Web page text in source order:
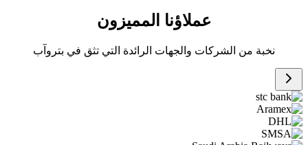
عملاؤنا المميزون
نخبة من الشركات والجهات الرائدة التي تثق في بتروآب